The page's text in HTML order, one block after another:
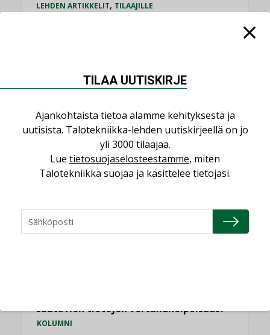
LEHDEN ARTIKKELIT, TILAAJILLE
NÄKÖKULMIA
Puheista tekoihin – uusin teknologia
käyttöön kiinteistöissä
KOLUMNI
KOLUMNI
saatavien tietojen vertailukelpoisuus?
KOLUMNI
TILAA UUTISKIRJE
Ajankohtaista tietoa alamme kehityksestä ja
uutisista. Talotekniikka-lehden uutiskirjeellä on jo
yli 3000 tilaajaa.
Lue tietosuojaselosteestamme, miten
Talotekniikka suojaa ja käsittelee tietojasi.